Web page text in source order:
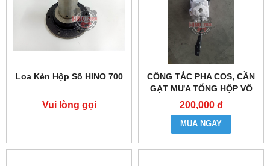
Loa Kèn Hộp Số HINO 700
Vui lòng gọi
CÔNG TẮC PHA COS, CẦN
GẠT MƯA TỔNG HỘP VÔ
LĂNG XE HINO 300 DUTRO,
300 WU
200,000 đ
MUA NGAY